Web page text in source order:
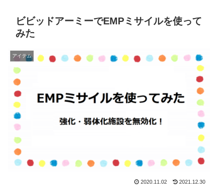
ビビッドアーミーでEMPミサイルを使って
みた
アイテム
2020.11.02 2021.12.30